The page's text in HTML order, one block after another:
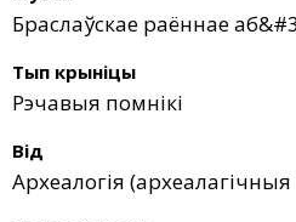
Браслаўскае раённае
Тып крыніцы
Рэчавыя помнікі
Від
Археалогія (археалагічныя